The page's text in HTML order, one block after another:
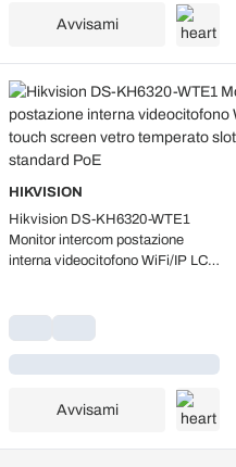
Avvisami
HIKVISION
Hikvision DS-KH6320-WTE1
Monitor intercom postazione
interna videocitofono WiFi/IP LCD
standard PoE
Avvisami